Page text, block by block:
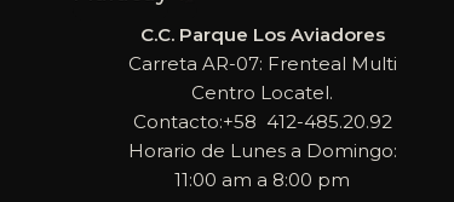
C.C. Parque Los Aviadores
Carreta AR-07: Frenteal Multi
Centro Locatel.
Contacto:+58 412-485.20.92
Horario de Lunes a Domingo:
11:00 am a 8:00 pm